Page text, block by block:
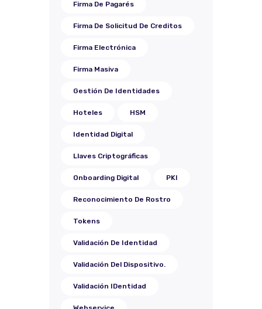
Firma De Pagarés
Firma De Solicitud De Creditos
Firma Electrónica
Firma Masiva
Gestión De Identidades
Hoteles HSM
Identidad Digital
Llaves Criptográficas
Onboarding Digital PKI
Reconocimiento De Rostro
Tokens
Validación De Identidad
Validación Del Dispositivo.
Validación IDentidad